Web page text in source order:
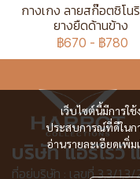
กางเกง ลายสก๊อตชิโน
ยางยืดด้านข้าง
฿670 - ฿780
เว็บไซต์นี้มีการใ
ประสบการณ์ที่ดีในก
อ่านรายละเอียดเพิ่ม
บริษัท แอร์โรว์
ที่อยู่บริษัท : เลขที่ 3,3/